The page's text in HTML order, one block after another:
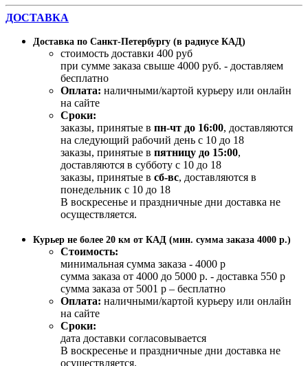
ДОСТАВКА
Доставка по Санкт-Петербургу (в радиусе КАД)
стоимость доставки 400 руб
при сумме заказа свыше 4000 руб. - доставляем
бесплатно
Оплата: наличными/картой курьеру или онлайн
на сайте
Сроки:
заказы, принятые в пн-чт до 16:00, доставляются
на следующий рабочий день с 10 до 18
заказы, принятые в пятницу до 15:00,
доставляются в субботу с 10 до 18
заказы, принятые в сб-вс, доставляются в
понедельник с 10 до 18
В воскресенье и праздничные дни доставка не
осуществляется.
Курьер не более 20 км от КАД (мин. сумма заказа 4000 р.)
Стоимость:
минимальная сумма заказа - 4000 р
сумма заказа от 4000 до 5000 р. - доставка 550 р
сумма заказа от 5001 р – бесплатно
Оплата: наличными/картой курьеру или онлайн
на сайте
Сроки:
дата доставки согласовывается
В воскресенье и праздничные дни доставка не
осуществляется.